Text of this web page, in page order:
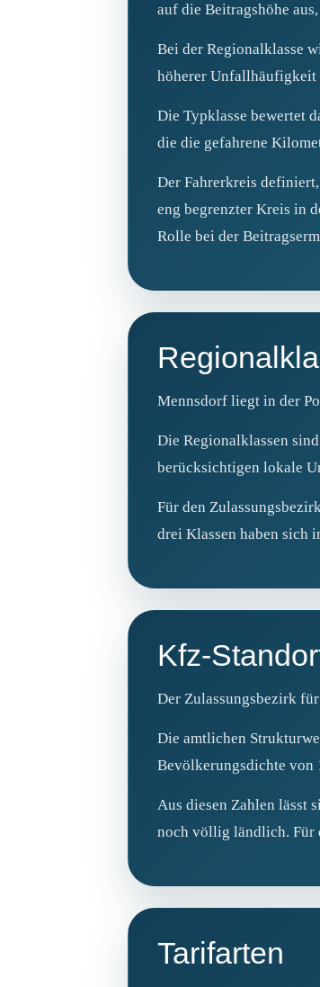
auf die Beitragshöhe
Bei der Regionalklasse
höherer Unfallhäufigkeit
Die Typklasse bewertet
die die gefahrene
Der Fahrerkreis
eng begrenzter Kreis in
Rolle bei der
Mennsdorf liegt in der
Die Regionalklassen
berücksichtigen lokale
Für den
drei Klassen haben sich
Kfz-
Der Zulassungsbezirk
Die amtlichen
Bevölkerungsdichte von
Aus diesen Zahlen lässt
noch völlig ländlich. Für
Tarifarten